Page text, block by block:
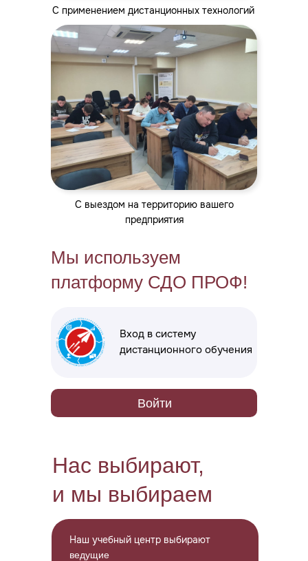
С выездом на территорию вашего
предприятия
С применением дистанционных технологий
Мы используем
платформу СДО ПРОФ!
Вход в систему
дистанционного обучения
Войти
Нас выбирают,
и мы выбираем
Наш учебный центр выбирают
ведущие